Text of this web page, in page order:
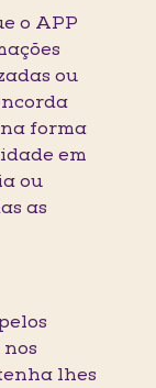
o APP
ou
forma
em
ou
as
lhes